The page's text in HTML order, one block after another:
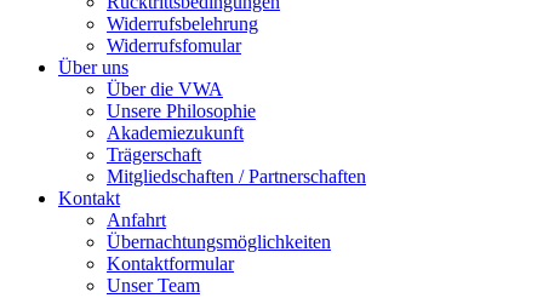
Widerrufsbelehrung
Widerrufsfomular
Über uns
Über die VWA
Unsere Philosophie
Akademiezukunft
Trägerschaft
Mitgliedschaften / Partnerschaften
Kontakt
Anfahrt
Übernachtungsmöglichkeiten
Kontaktformular
Unser Team